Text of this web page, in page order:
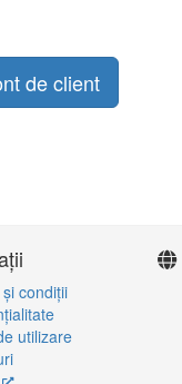
de client
condiţii
utilizare